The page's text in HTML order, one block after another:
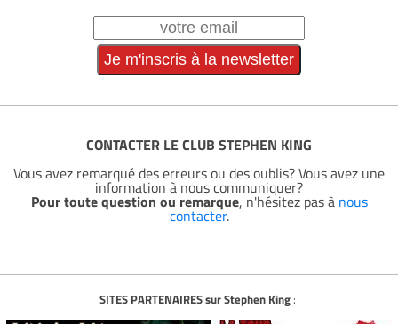
CONTACTER LE CLUB STEPHEN KING
Vous avez remarqué des erreurs ou des oublis? Vous avez une
information à nous communiquer?
Pour toute question ou remarque, n'hésitez pas à nous
contacter.
SITES PARTENAIRES sur Stephen King: